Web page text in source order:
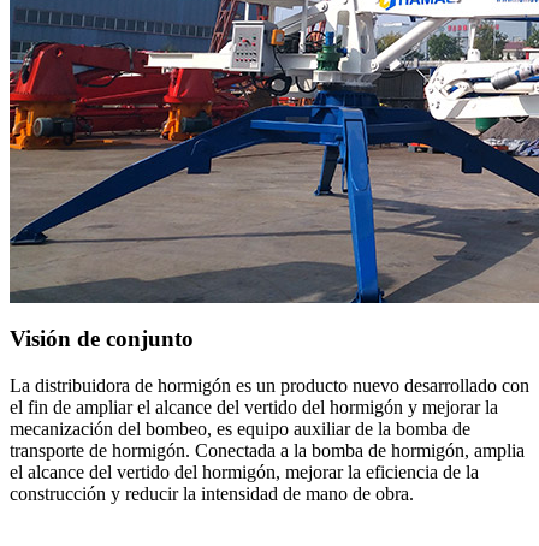
Visión de conjunto
La distribuidora de hormigón es un producto nuevo desarrollado con
el fin de ampliar el alcance del vertido del hormigón y mejorar la
mecanización del bombeo, es equipo auxiliar de la bomba de
transporte de hormigón. Conectada a la bomba de hormigón, amplia
el alcance del vertido del hormigón, mejorar la eficiencia de la
construcción y reducir la intensidad de mano de obra.